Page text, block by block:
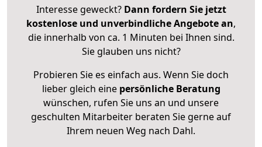
Interesse geweckt? Dann fordern Sie jetzt
kostenlose und unverbindliche Angebote an,
die innerhalb von ca. 1 Minuten bei Ihnen sind.
Sie glauben uns nicht?
Probieren Sie es einfach aus. Wenn Sie doch
lieber gleich eine persönliche Beratung
wünschen, rufen Sie uns an und unsere
geschulten Mitarbeiter beraten Sie gerne auf
Ihrem neuen Weg nach Dahl.